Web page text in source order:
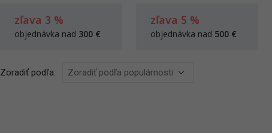
zľava 3 %
objednávka nad 300 €
zľava 5 %
objednávka nad 500 €
Zoradiť podľa: